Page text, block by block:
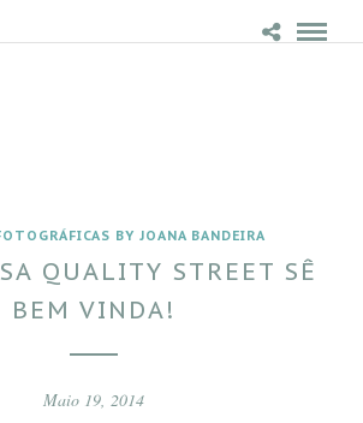
BY JOANA BANDEIRA
QUALITY STREET SÊ
BEM VINDA!
Maio 19, 2014